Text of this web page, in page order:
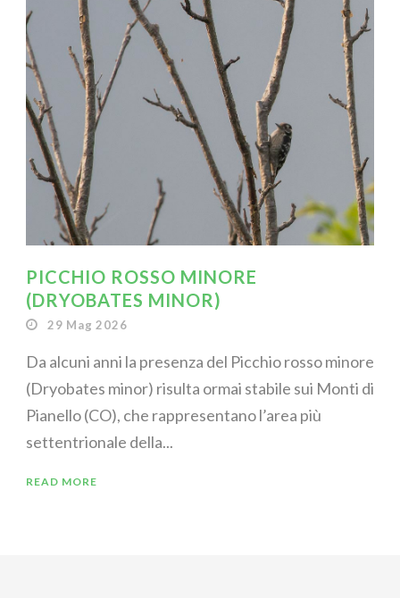
PICCHIO ROSSO MINORE
(DRYOBATES MINOR)
29 Mag 2026
Da alcuni anni la presenza del Picchio rosso minore
(Dryobates minor) risulta ormai stabile sui Monti di
Pianello (CO), che rappresentano l’area più
settentrionale della...
READ MORE